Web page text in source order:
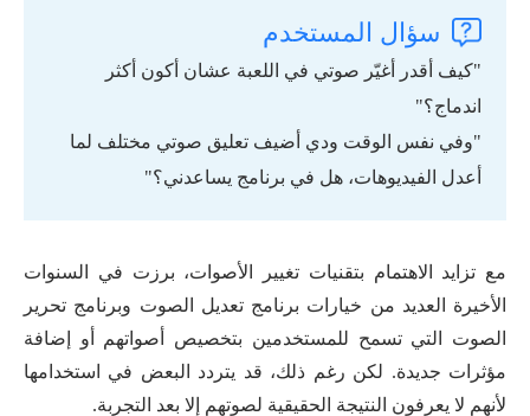
سؤال المستخدم
"كيف أقدر أغيّر صوتي في اللعبة عشان أكون أكثر
اندماج؟"
"وفي نفس الوقت ودي أضيف تعليق صوتي مختلف لما
أعدل الفيديوهات، هل في برنامج يساعدني؟"
مع تزايد الاهتمام بتقنيات تغيير الأصوات، برزت في السنوات
الأخيرة العديد من خيارات برنامج تعديل الصوت وبرنامج تحرير
الصوت التي تسمح للمستخدمين بتخصيص أصواتهم أو إضافة
مؤثرات جديدة. لكن رغم ذلك، قد يتردد البعض في استخدامها
لأنهم لا يعرفون النتيجة الحقيقية لصوتهم إلا بعد التجربة.